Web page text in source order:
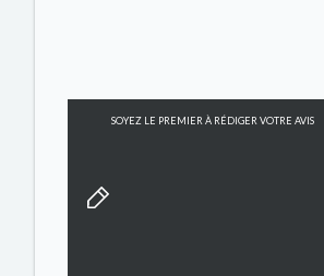
SOYEZ LE PREMIER À RÉDIGER VOTRE AVIS